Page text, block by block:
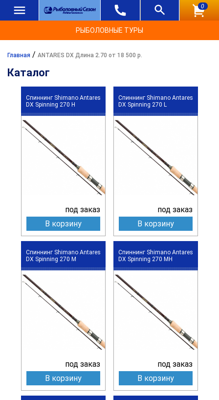
0
РЫБОЛОВНЫЕ ТУРЫ
Главная / ANTARES DX Длина 2.70 от 18 500 р.
Каталог
Спиннинг Shimano Antares
DX Spinning 270 H
под заказ
В корзину
Спиннинг Shimano Antares
DX Spinning 270 L
под заказ
В корзину
Спиннинг Shimano Antares
DX Spinning 270 M
под заказ
В корзину
Спиннинг Shimano Antares
DX Spinning 270 MH
под заказ
В корзину